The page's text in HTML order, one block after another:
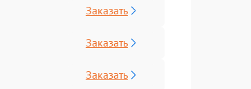
Заказать
Заказать
Заказать